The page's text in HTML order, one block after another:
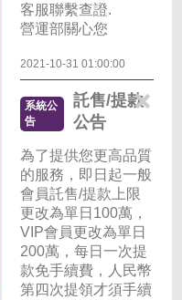
客服聯繫查證.
營運部關心您
2021-10-31 01:00:00
系統公
告
託售/提款
公告
為了提供您更高品質
的服務，即日起一般
會員託售/提款上限
更改為單日100萬，
VIP會員更改為單日
200萬，每日一次提
款免手續費，人民幣
第四次提領才須手續